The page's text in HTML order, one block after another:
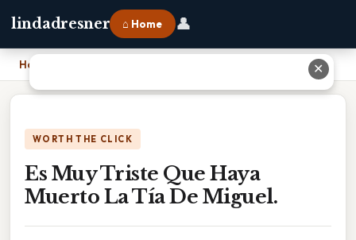
lindadresner ⌂ Home 👤
Home
WORTH THE CLICK
Es Muy Triste Que Haya
Muerto La Tía De Miguel.
✕